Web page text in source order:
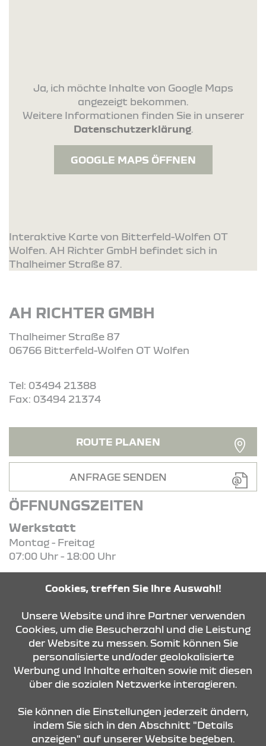
Ja, ich möchte Inhalte von Google Maps
angezeigt bekommen.
Weitere Informationen finden Sie in unserer
Datenschutzerklärung.
GOOGLE MAPS ÖFFNEN
Interaktive Karte von Bitterfeld-Wolfen OT
Wolfen. AH Richter GmbH befindet sich in
Thalheimer Straße 87.
AH RICHTER GMBH
Thalheimer Straße 87
06766 Bitterfeld-Wolfen OT Wolfen
Tel: 03494 21388
Fax: 03494 21374
ROUTE PLANEN
ANFRAGE SENDEN
ÖFFNUNGSZEITEN
Werkstatt
Montag - Freitag
07:00 Uhr - 18:00 Uhr
Verkauf
09:00 Uhr - 18:00 Uhr
KONTAKT & ANFAHRT
Cookies, treffen Sie Ihre Auswahl!
Unsere Website und ihre Partner verwenden
Cookies, um die Besucherzahl und die Leistung
der Website zu messen. Somit können Sie
personalisierte und/oder geolokalisierte
Werbung und Inhalte erhalten sowie mit diesen
über die sozialen Netzwerke interagieren.
Sie können die Einstellungen jederzeit ändern,
indem Sie sich in den Abschnitt "Details
anzeigen" auf unserer Website begeben.